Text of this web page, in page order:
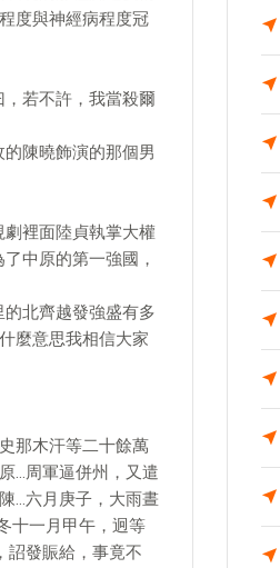
度與神經病程度冠
若不許，我當殺爾
陳曉飾演的那個男
裡面陸貞執掌大權
中原的第一強國，
北齊越發強盛有多
麼意思我相信大家
那木汗等二十餘萬
…周軍逼併州，又遣
…六月庚子，大雨晝
十一月甲午，迥等
詔發賑給，事竟不